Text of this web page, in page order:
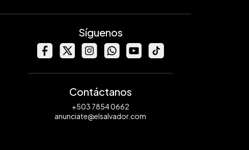
Síguenos
Contáctanos
+503 7854 0662
anunciate@elsalvador.com